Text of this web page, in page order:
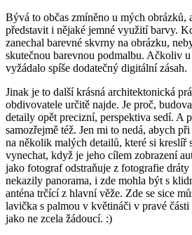
Bývá to občas zmíněno u mých obrázků,
představit i nějaké jemné využití barvy.
zanechal barevné skvrny na obrázku,
skutečnou barevnou podmalbu. Ačkoliv
vyžádalo spíše dodatečný digitální zásah.
Jinak je to další krásná architektonická
obdivovatele určitě najde. Je proč,
detaily opět precizní, perspektiva sedí. A
samozřejmě též. Jen mi to nedá, abych
na několik malých detailů, které si kreslíř
vynechat, když je jeho cílem zobrazení
jako fotograf odstraňuje z fotografie
nekazily panorama, i zde mohla být s
anténa trčící z hlavní věže. Zde se sice
lavička s palmou v květináči v pravé
jako ne zcela žádoucí. :)